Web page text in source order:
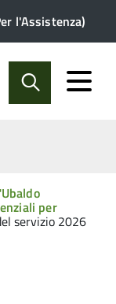
l'Assistenza)
per
servizio 2026